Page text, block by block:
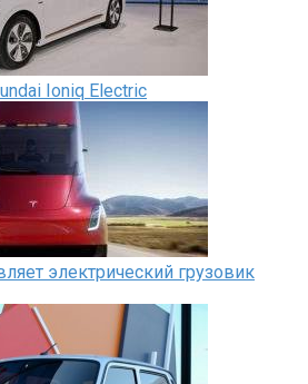
Ioniq Electric
электрический грузовик